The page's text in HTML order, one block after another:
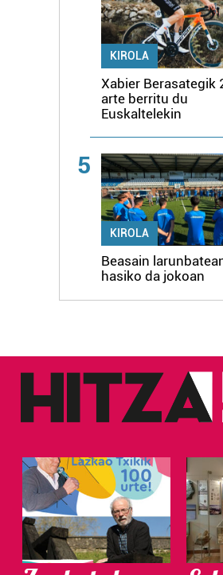
KIROLA
Xabier Berasategik
arte berritu du
Euskaltelekin
5
KIROLA
Beasain
hasiko da jokoan